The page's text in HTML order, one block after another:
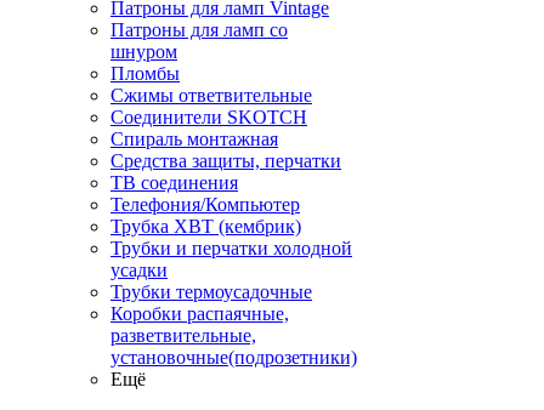
Патроны для ламп Vintage
Патроны для ламп со
шнуром
Пломбы
Сжимы ответвительные
Соединители SKOTCH
Спираль монтажная
Средства защиты, перчатки
ТВ соединения
Телефония/Компьютер
Трубка ХВТ (кембрик)
Трубки и перчатки холодной
усадки
Трубки термоусадочные
Коробки распаячные,
разветвительные,
установочные(подрозетники)
Ещё